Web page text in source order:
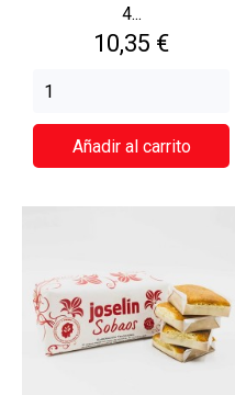
4...
Precio
10,35 €
Añadir al carrito